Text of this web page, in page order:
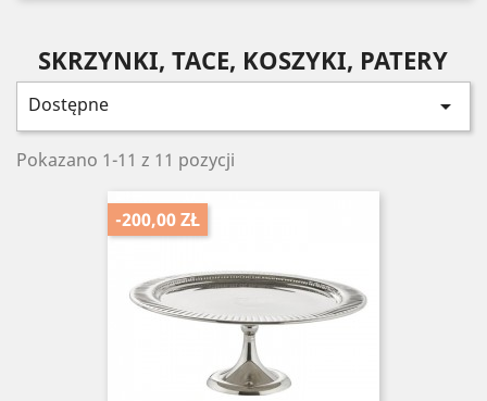
SKRZYNKI, TACE, KOSZYKI, PATERY
Dostępne 
Pokazano 1-11 z 11 pozycji
-200,00 ZŁ